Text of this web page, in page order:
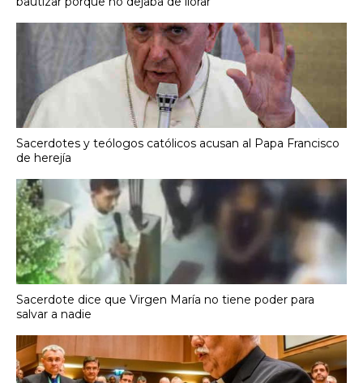
Sacerdotes y teólogos católicos acusan al Papa Francisco
de herejía
Sacerdote dice que Virgen María no tiene poder para
salvar a nadie